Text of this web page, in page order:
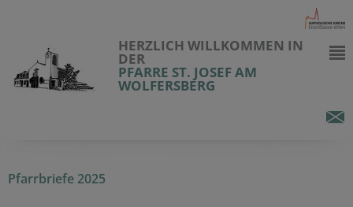
HERZLICH WILLKOMMEN IN
DER
PFARRE ST. JOSEF AM
WOLFERSBERG
Pfarrbriefe 2025